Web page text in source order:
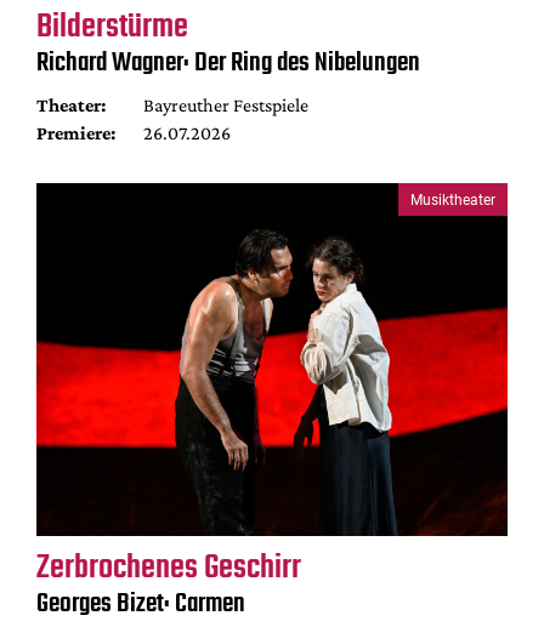
Bilderstürme
Richard Wagner: Der Ring des Nibelungen
Theater:
Bayreuther Festspiele
Premiere:
26.07.2026
Musiktheater
Zerbrochenes Geschirr
Georges Bizet: Carmen